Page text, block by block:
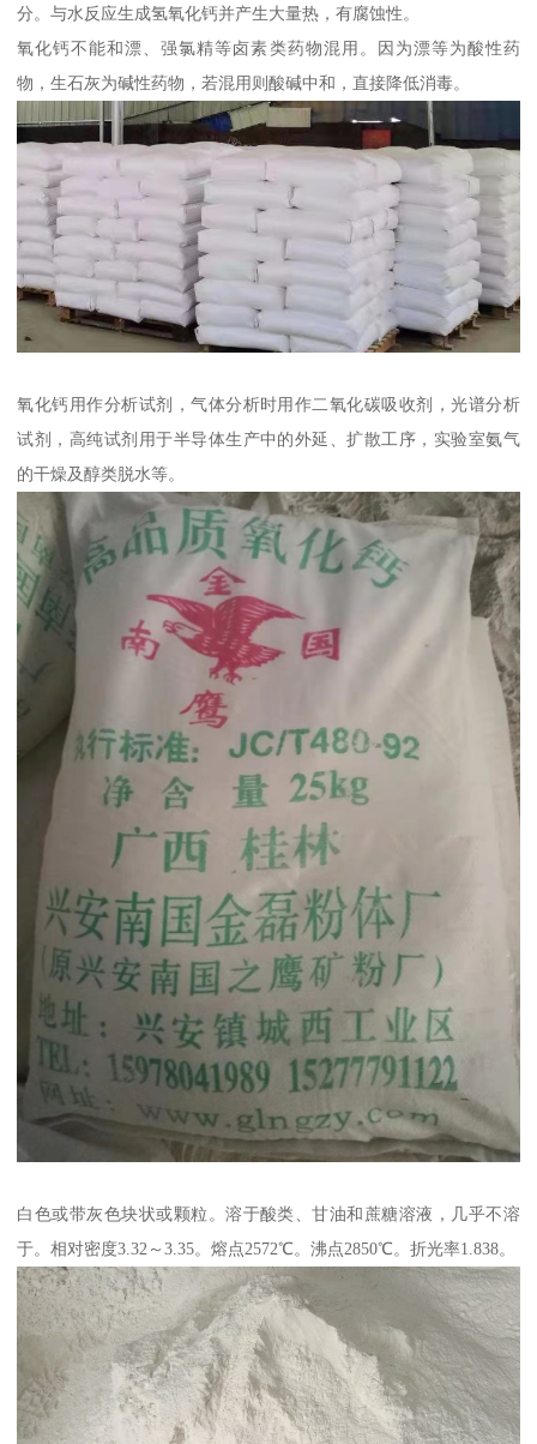
分。与水反应生成氢氧化钙并产生大量热，有腐蚀性。
氧化钙不能和漂、强氯精等卤素类药物混用。因为漂等为酸性药
物，生石灰为碱性药物，若混用则酸碱中和，直接降低消毒。
氧化钙用作分析试剂，气体分析时用作二氧化碳吸收剂，光谱分析
试剂，高纯试剂用于半导体生产中的外延、扩散工序，实验室氨气
的干燥及醇类脱水等。
白色或带灰色块状或颗粒。溶于酸类、甘油和蔗糖溶液，几乎不溶
于。相对密度3.32～3.35。熔点2572℃。沸点2850℃。折光率1.838。